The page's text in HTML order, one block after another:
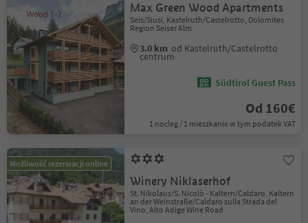
Max Green Wood Apartments
Seis/Siusi, Kastelruth/Castelrotto, Dolomites
Region Seiser Alm
3.0 km od Kastelruth/Castelrotto
centrum
Südtirol Guest Pass
Od 160€
1 nocleg / 1 mieszkanie w tym podatek VAT
Możliwość rezerwacji online
Winery Niklaserhof
St. Nikolaus/S. Nicolò - Kaltern/Caldaro, Kaltern
an der Weinstraße/Caldaro sulla Strada del
Vino, Alto Adige Wine Road